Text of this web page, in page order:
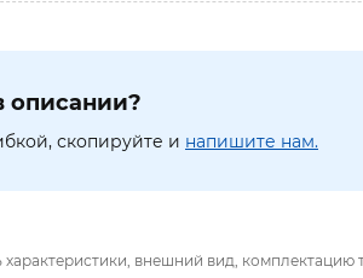
скопируйте и напишите нам.
внешний вид,